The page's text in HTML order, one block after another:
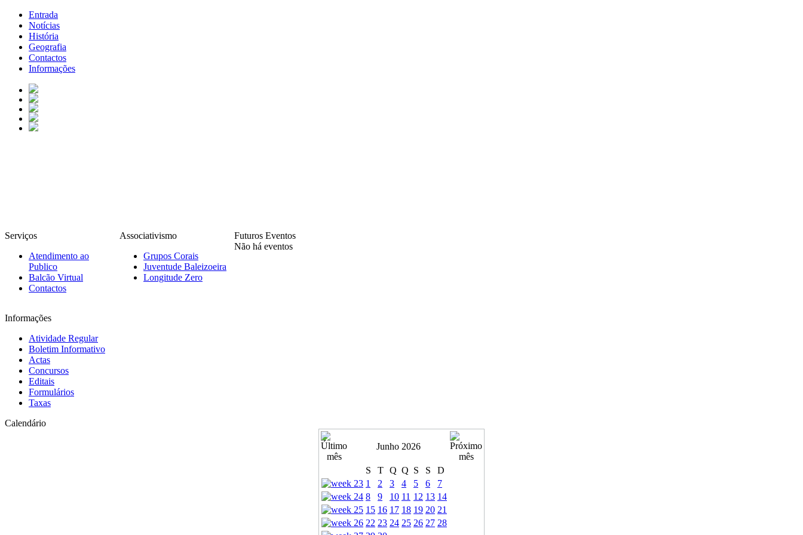
Entrada
Notícias
História
Geografia
Contactos
Informações
Serviços
Atendimento ao
Publico
Balcão Virtual
Contactos
Associativismo
Grupos Corais
Juventude Baleizoeira
Longitude Zero
Futuros Eventos
Não há eventos
Informações
Atividade Regular
Boletim Informativo
Actas
Concursos
Editais
Formulários
Taxas
Calendário
Junho 2026
S T Q Q S S
D
1
2 3 4 5 6
7
8
9 10 11 12 13 14
15 16 17 18 19 20 21
22 23 24 25 26 27 28